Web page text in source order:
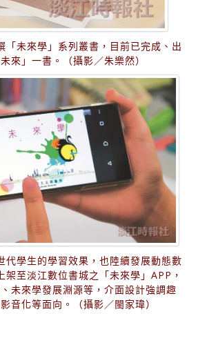
「未來學」系列叢書，目前已完成、出
來」一書。（攝影／朱樂然）
代學生的學習效果，也陸續發展動態數
架至淡江數位書城之「未來學」APP，
未來學發展淵源等，介面設計強調趣
音化等面向。（攝影／閩家瑋）